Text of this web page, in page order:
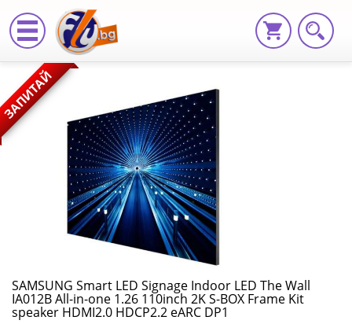
SAMSUNG
Smart
LED
Signage
Indoor
LED
The
Wall
IA012B
ЗАПИТАЙ
SAMSUNG Smart LED Signage Indoor LED The Wall
IA012B All-in-one 1.26 110inch 2K S-BOX Frame Kit
speaker HDMI2.0 HDCP2.2 eARC DP1